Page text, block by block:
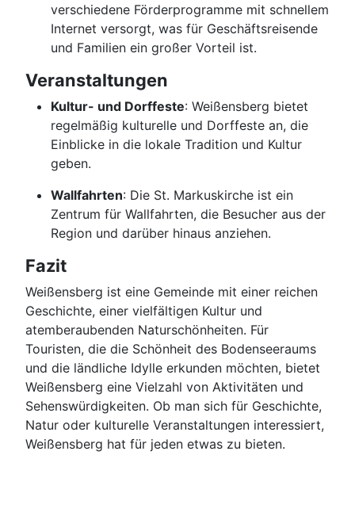
verschiedene Förderprogramme mit schnellem
Internet versorgt, was für Geschäftsreisende
und Familien ein großer Vorteil ist.
Veranstaltungen
Kultur- und Dorffeste: Weißensberg bietet
regelmäßig kulturelle und Dorffeste an, die
Einblicke in die lokale Tradition und Kultur
geben.
Wallfahrten: Die St. Markuskirche ist ein
Zentrum für Wallfahrten, die Besucher aus der
Region und darüber hinaus anziehen.
Fazit
Weißensberg ist eine Gemeinde mit einer reichen
Geschichte, einer vielfältigen Kultur und
atemberaubenden Naturschönheiten. Für
Touristen, die die Schönheit des Bodenseeraums
und die ländliche Idylle erkunden möchten, bietet
Weißensberg eine Vielzahl von Aktivitäten und
Sehenswürdigkeiten. Ob man sich für Geschichte,
Natur oder kulturelle Veranstaltungen interessiert,
Weißensberg hat für jeden etwas zu bieten.